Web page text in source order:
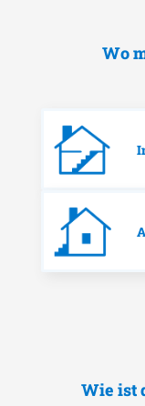
Wo
Wie ist